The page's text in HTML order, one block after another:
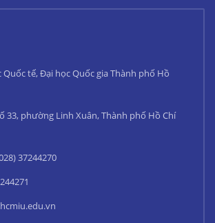
tế, Đại học Quốc gia Thành phố Hồ
33, phường Linh Xuân, Thành phố Hồ Chí
37244270